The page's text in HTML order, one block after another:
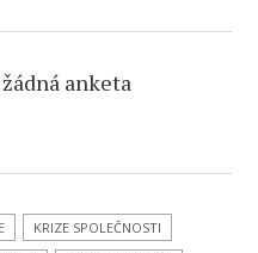
anketa
KRIZE SPOLEČNOSTI